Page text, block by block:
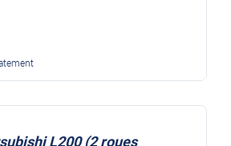
L200 (2 roues